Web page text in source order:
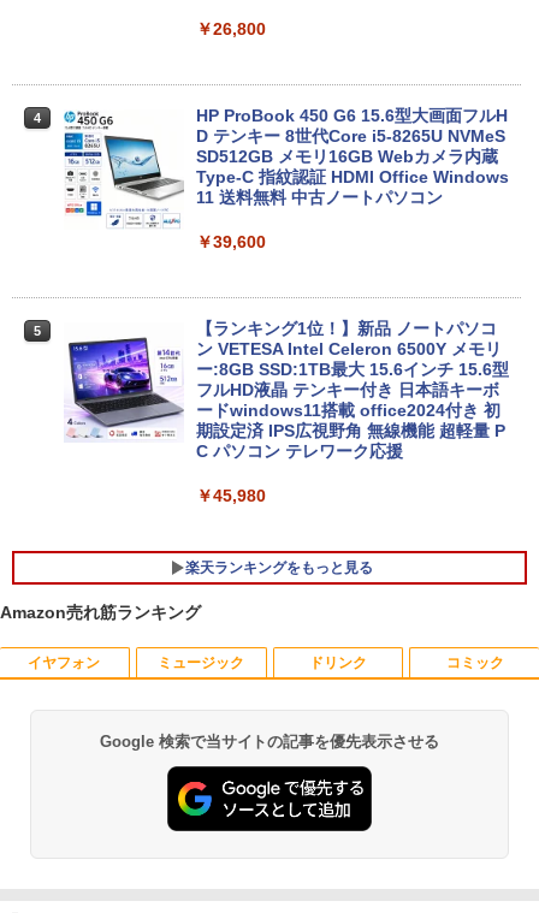
￥26,800
4
HP ProBook 450 G6 15.6型大画面フルH
D テンキー 8世代Core i5-8265U NVMeS
SD512GB メモリ16GB Webカメラ内蔵
Type-C 指紋認証 HDMI Office Windows
11 送料無料 中古ノートパソコン
￥39,600
5
【ランキング1位！】新品 ノートパソコ
ン VETESA Intel Celeron 6500Y メモリ
ー:8GB SSD:1TB最大 15.6インチ 15.6型
フルHD液晶 テンキー付き 日本語キーボ
ードwindows11搭載 office2024付き 初
期設定済 IPS広視野角 無線機能 超軽量 P
C パソコン テレワーク応援
￥45,980
楽天ランキングをもっと見る
1
【お買い物マラソ開催中！P最大31.5%還
インチ FHD 1920×1080 1080P Fast IPS
パネル PU保護カバー付き 非光沢 1200:1
内蔵 Type-C/HDMI 接続 PS5/Switch/PC/
スマホ対応 MFP156T1F
1
魔王城の料理番 〜コワモテ魔族ばかりだ
子書籍】[ ワイエム系 ]
Amazon売れ筋ランキング
イヤフォン
Anker Soundcore P42i (Bluetooth 6.1)【完
全ワイヤレスイヤホン/ウルトラノイズキャン
セリング 3.5 / マルチポイント接続 / 最大40時
間再生 / コンパクト形状/持ち運びに便利 / IP5
5 防塵防水位規格/PSE技術基準適合】パープ
ミュージック
BRUCE WAYNE feat. Flo Milli, ATL Jacob
[Explicit]
￥250
ドリンク
by Amazon 天然水 ラベルレス 500ml ×24本
富士山の天然水 バナジウム含有 水 ミネラル
ウォーター ペットボトル 静岡県産 500ミリリ
ットル (Smart Basic)
￥1,380
コミック
薬屋のひとりごと 17巻 (デジタル版ビッグガ
ンガンコミックス)
￥770
Google 検索で当サイトの記事を優先表示させる